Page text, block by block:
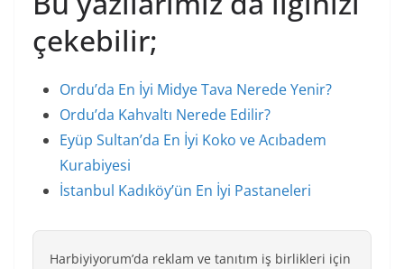
çekebilir;
Ordu’da En İyi Midye Tava Nerede Yenir?
Ordu’da Kahvaltı Nerede Edilir?
Eyüp Sultan’da En İyi Koko ve Acıbadem
Kurabiyesi
İstanbul Kadıköy’ün En İyi Pastaneleri
Harbiyiyorum’da reklam ve tanıtım iş birlikleri için